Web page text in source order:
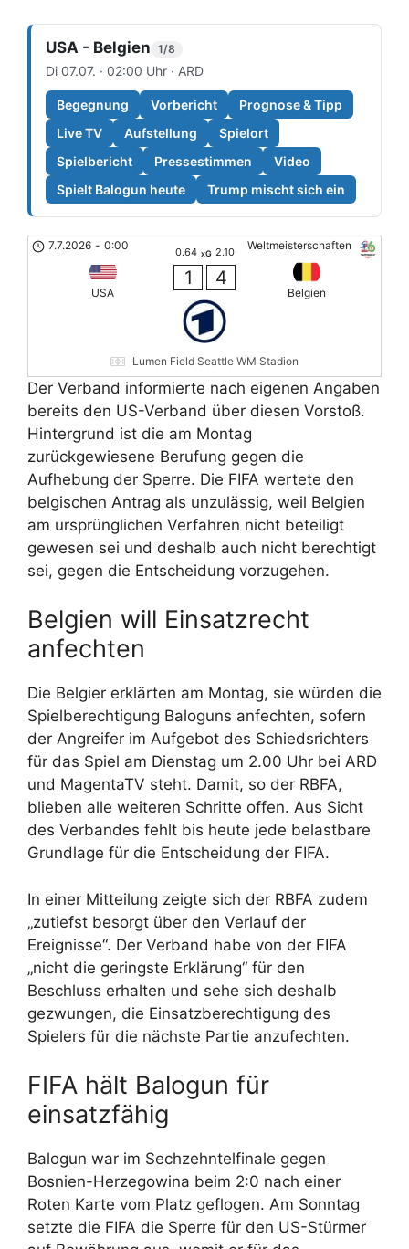
USA - Belgien 1/8
Di 07.07. · 02:00 Uhr · ARD
Begegnung Vorbericht
Prognose & Tipp
Live TV
Aufstellung
Spielort
Spielbericht
Pressestimmen
Video
Spielt Balogun heute
Trump mischt sich ein
Weltmeisterschaften
7.7.2026 - 0:00
USA
0.64 xG 2.10
1 4
Belgien
Lumen Field Seattle WM Stadion
Der Verband informierte nach eigenen Angaben
bereits den US-Verband über diesen Vorstoß.
Hintergrund ist die am Montag
zurückgewiesene Berufung gegen die
Aufhebung der Sperre. Die FIFA wertete den
belgischen Antrag als unzulässig, weil Belgien
am ursprünglichen Verfahren nicht beteiligt
gewesen sei und deshalb auch nicht berechtigt
sei, gegen die Entscheidung vorzugehen.
Belgien will Einsatzrecht
anfechten
Die Belgier erklärten am Montag, sie würden die
Spielberechtigung Baloguns anfechten, sofern
der Angreifer im Aufgebot des Schiedsrichters
für das Spiel am Dienstag um 2.00 Uhr bei ARD
und MagentaTV steht. Damit, so der RBFA,
blieben alle weiteren Schritte offen. Aus Sicht
des Verbandes fehlt bis heute jede belastbare
Grundlage für die Entscheidung der FIFA.
In einer Mitteilung zeigte sich der RBFA zudem
„zutiefst besorgt über den Verlauf der
Ereignisse“. Der Verband habe von der FIFA
„nicht die geringste Erklärung“ für den
Beschluss erhalten und sehe sich deshalb
gezwungen, die Einsatzberechtigung des
Spielers für die nächste Partie anzufechten.
FIFA hält Balogun für
einsatzfähig
Balogun war im Sechzehntelfinale gegen
Bosnien-Herzegowina beim 2:0 nach einer
Roten Karte vom Platz geflogen. Am Sonntag
setzte die FIFA die Sperre für den US-Stürmer